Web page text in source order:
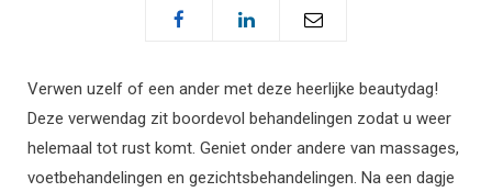
Verwen uzelf of een ander met deze heerlijke beautydag!
Deze verwendag zit boordevol behandelingen zodat u weer
helemaal tot rust komt. Geniet onder andere van massages,
voetbehandelingen en gezichtsbehandelingen. Na een dagje